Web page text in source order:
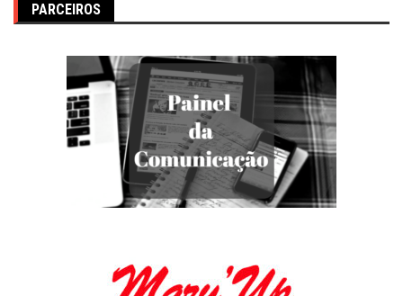
PARCEIROS